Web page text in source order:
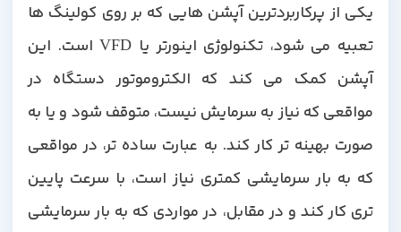
یکی از پرکاربردترین آپشن هایی که بر روی کولینگ ها
تعبیه می شود، تکنولوژی اینورتر یا VFD است. این
آپشن کمک می کند که الکتروموتور دستگاه در
مواقعی که نیاز به سرمایش نیست، متوقف شود و یا به
صورت بهینه تر کار کند. به عبارت ساده تر، در مواقعی
که به بار سرمایشی کمتری نیاز است، با سرعت پایین
تری کار کند و در مقابل، در مواردی که به بار سرمایشی